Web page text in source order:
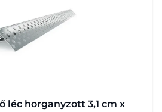
léc horganyzott 3,1 cm x